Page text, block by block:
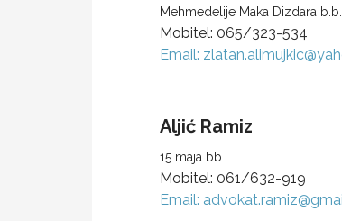
Mehmedelije Maka Dizdara b.b.
Mobitel: 065/323-534
Email:
Aljić Ramiz
15 maja bb
Mobitel: 061/632-919
Email: